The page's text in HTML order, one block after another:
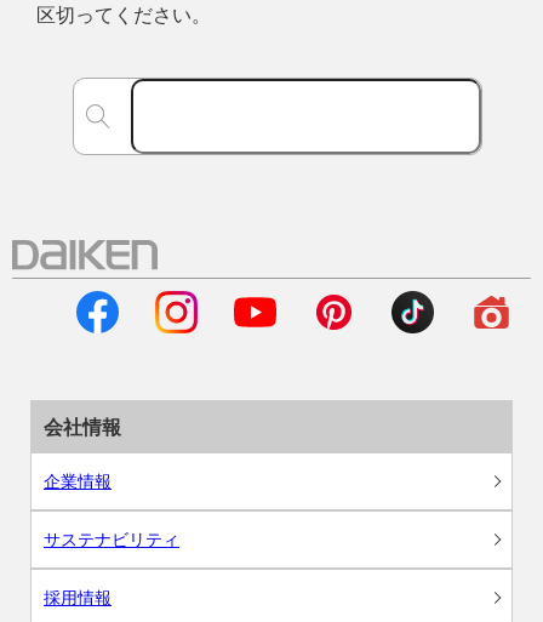
区切ってください。
会社情報
企業情報
サステナビリティ
採用情報